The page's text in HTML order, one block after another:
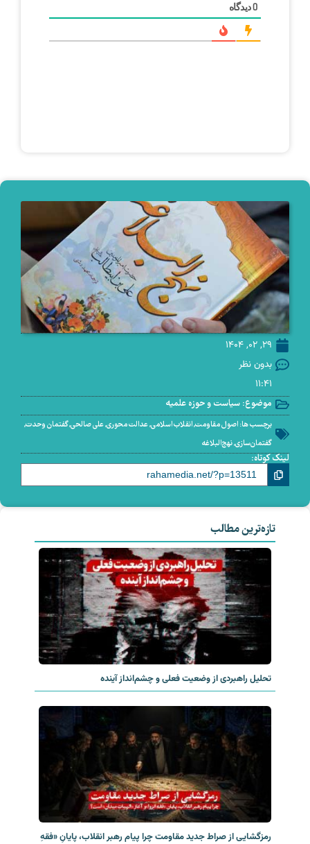
0دیدگاه
29, 02, 1404
بدون نظر
11:41
موضوع: سیاست و حوزه علمیه
برچسب ها:اصول مقاومت,انقلاب اسلامی,عدالت محوری,علی صالحی,گفتمان وحدت,
گفتمان‌سازی,نهج‌البلاغه
لینک کوتاه:
تازه‌ترین مطالب
تحلیل راهبردی از وضعیت فعلی و چشم‌انداز آینده
رمزگشایی از صراط جدید مقاومت چرا پیام رهبر انقلاب، پایانِ «فقهِ